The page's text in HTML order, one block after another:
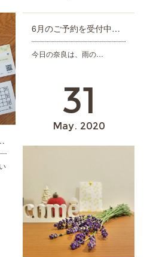
について
6月のご予約を受付中です♪
今日の奈良は、雨の…
31
May 2020